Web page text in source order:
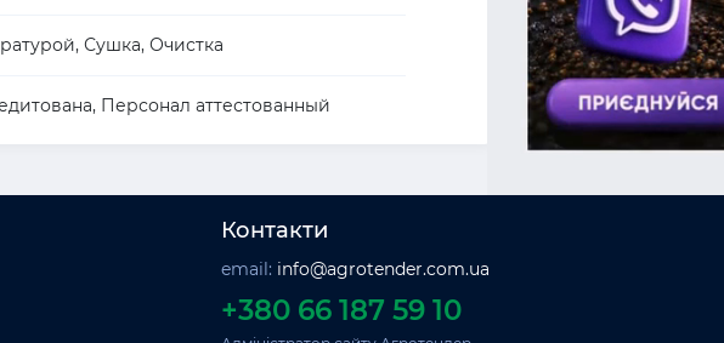
Сушка, Очистка
Персонал аттестованный
Контакти
email: info@agrotender.com.ua
+380 66 187 59 10